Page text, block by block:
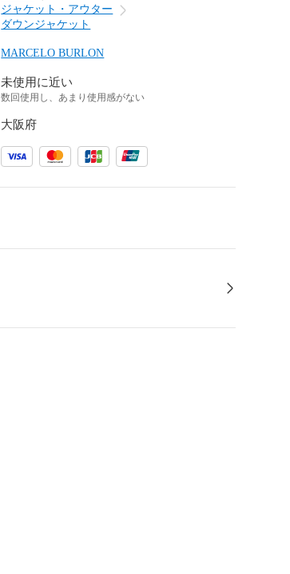
ジャケット・アウター
ダウンジャケット
MARCELO BURLON
未使用に近い
数回使用し、あまり使用感がない
大阪府